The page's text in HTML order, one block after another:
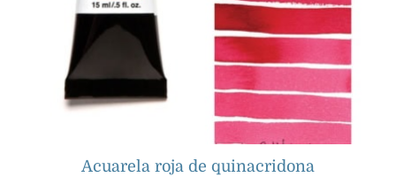
Acuarela roja de quinacridona